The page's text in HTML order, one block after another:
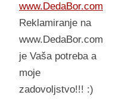
www.DedaBor.com
Reklamiranje na
www.DedaBor.com
je Vaša potreba a
moje
zadovoljstvo!!! :)